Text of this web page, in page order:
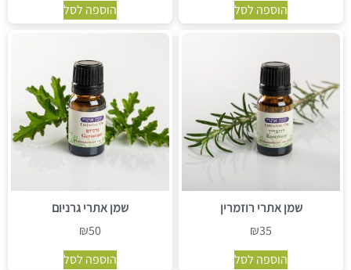
הוספה לסל
הוספה לסל
שמן אתרי רוזמרין
₪35
הוספה לסל
שמן אתרי גרניום
₪50
הוספה לסל